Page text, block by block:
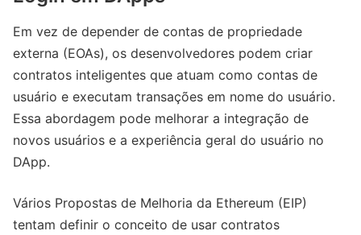
Em vez de depender de contas de propriedade
externa (EOAs), os desenvolvedores podem criar
contratos inteligentes que atuam como contas de
usuário e executam transações em nome do usuário.
Essa abordagem pode melhorar a integração de
novos usuários e a experiência geral do usuário no
DApp.
Vários Propostas de Melhoria da Ethereum (EIP)
tentam definir o conceito de usar contratos